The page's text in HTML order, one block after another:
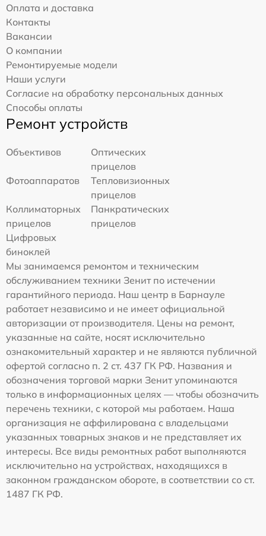
Оплата и доставка
Контакты
Вакансии
О компании
Ремонтируемые модели
Наши услуги
Согласие на обработку персональных данных
Способы оплаты
Ремонт устройств
Объективов
Оптических
прицелов
Фотоаппаратов
Тепловизионных
прицелов
Коллиматорных
прицелов
Панкратических
прицелов
Цифровых
биноклей
Мы занимаемся ремонтом и техническим
обслуживанием техники Зенит по истечении
гарантийного периода. Наш центр в Барнауле
работает независимо и не имеет официальной
авторизации от производителя. Цены на ремонт,
указанные на сайте, носят исключительно
ознакомительный характер и не являются публичной
офертой согласно п. 2 ст. 437 ГК РФ. Названия и
обозначения торговой марки Зенит упоминаются
только в информационных целях — чтобы обозначить
перечень техники, с которой мы работаем. Наша
организация не аффилирована с владельцами
указанных товарных знаков и не представляет их
интересы. Все виды ремонтных работ выполняются
исключительно на устройствах, находящихся в
законном гражданском обороте, в соответствии со ст.
1487 ГК РФ.